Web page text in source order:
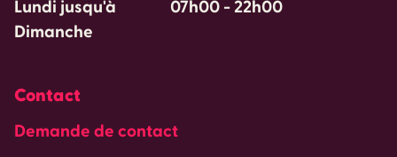
Lundi jusqu'à
Dimanche
07h00 - 22h00
Contact
Demande de contact